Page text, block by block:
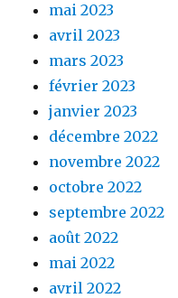
mai 2023
avril 2023
mars 2023
février 2023
janvier 2023
décembre 2022
novembre 2022
octobre 2022
septembre 2022
août 2022
mai 2022
avril 2022